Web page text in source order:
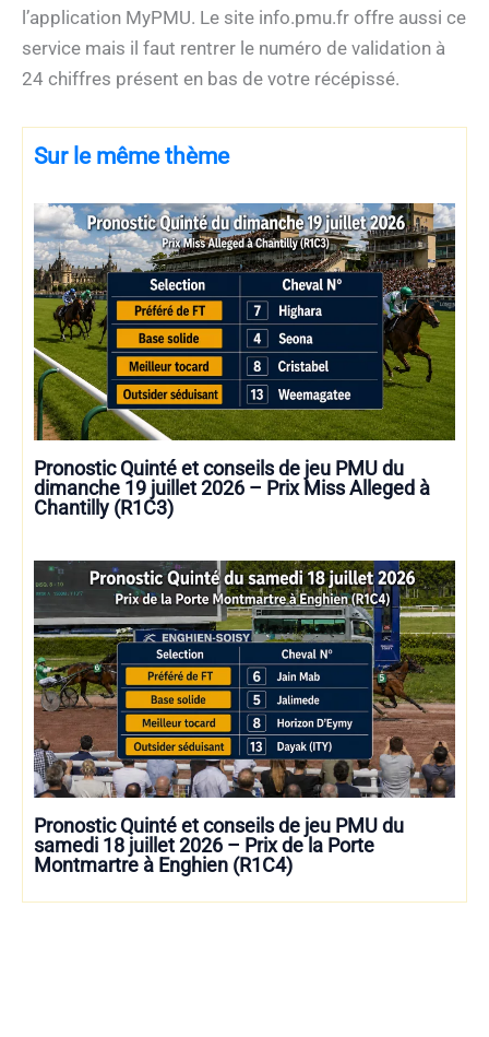
l’application MyPMU. Le site info.pmu.fr offre aussi ce
service mais il faut rentrer le numéro de validation à
24 chiffres présent en bas de votre récépissé.
Sur le même thème
Pronostic Quinté et conseils de jeu PMU du
dimanche 19 juillet 2026 – Prix Miss Alleged à
Chantilly (R1C3)
Pronostic Quinté et conseils de jeu PMU du
samedi 18 juillet 2026 – Prix de la Porte
Montmartre à Enghien (R1C4)